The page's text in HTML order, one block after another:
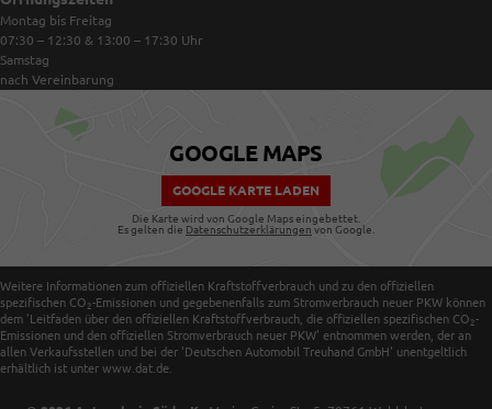
Montag bis Freitag
07:30 – 12:30 & 13:00 – 17:30 Uhr
Samstag
nach Vereinbarung
GOOGLE MAPS
GOOGLE KARTE LADEN
Die Karte wird von Google Maps eingebettet.
Es gelten die Datenschutzerklärungen von Google.
Weitere Informationen zum offiziellen Kraftstoffverbrauch und zu den offiziellen
spezifischen CO 2-Emissionen und gegebenenfalls zum Stromverbrauch neuer PKW können
dem 'Leitfaden über den offiziellen Kraftstoffverbrauch, die offiziellen spezifischen CO 2-
Emissionen und den offiziellen Stromverbrauch neuer PKW' entnommen werden, der an
allen Verkaufsstellen und bei der 'Deutschen Automobil Treuhand GmbH' unentgeltlich
erhältlich ist unter www.dat.de.